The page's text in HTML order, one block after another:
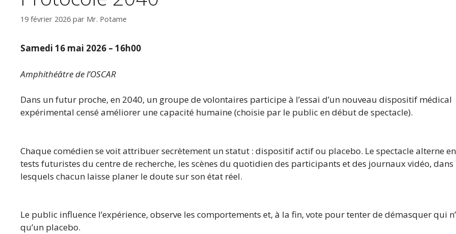
19 février 2026 par Mr. Potame
Samedi 16 mai 2026 – 16h00
Amphithéâtre de l’OSCAR
Dans un futur proche, en 2040, un groupe de volontaires participe à l’essai d’un nouveau dispositif médical
expérimental censé améliorer une capacité humaine (choisie par le public en début de spectacle).
Chaque comédien se voit attribuer secrètement un statut : dispositif actif ou placebo. Le spectacle alterne
tests futuristes du centre de recherche, les scènes du quotidien des participants et des journaux vidéo, dans
lesquels chacun laisse planer le doute sur son état réel.
Le public influence l’expérience, observe les comportements et, à la fin, vote pour tenter de démasquer qui
qu’un placebo.